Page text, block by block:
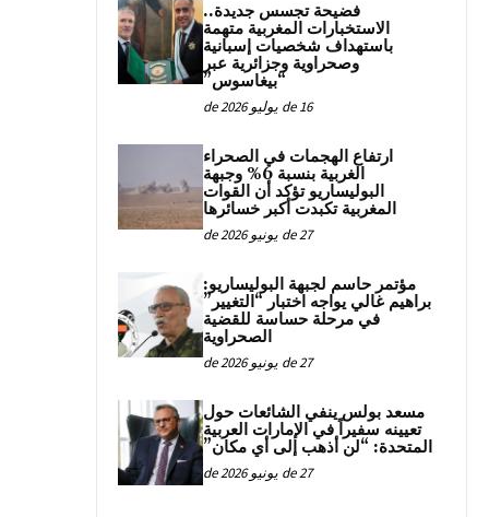
فضيحة تجسس جديدة..
الاستخبارات المغربية متهمة
باستهداف شخصيات إسبانية
وصحراوية وجزائرية عبر
“بيغاسوس”
16 de يوليو de 2026
ارتفاع الهجمات في الصحراء
الغربية بنسبة 6% وجبهة
البوليساريو تؤكد أن القوات
المغربية تكبدت أكبر خسائرها
27 de يونيو de 2026
مؤتمر حاسم لجبهة البوليساريو:
براهيم غالي يواجه اختبار “التغيير”
في مرحلة حساسة للقضية
الصحراوية
27 de يونيو de 2026
مسعد بولس ينفي الشائعات حول
تعيينه سفيراً في الإمارات العربية
المتحدة: “لن أذهب إلى أي مكان”
27 de يونيو de 2026